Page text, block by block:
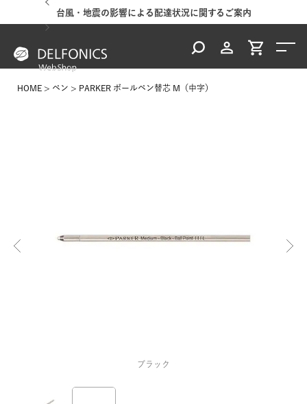
台風・地震の影響による配達状況に関するご案内
HOME ペン PARKER ボールペン替芯 M（中字）
ブラック